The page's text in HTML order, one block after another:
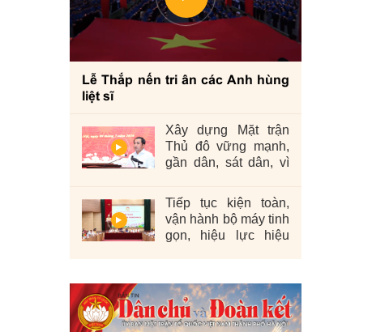
Lễ Thắp nến tri ân các Anh hùng
liệt sĩ
Xây dựng Mặt trận
Thủ đô vững mạnh,
gần dân, sát dân, vì
Tiếp tục kiện toàn,
vận hành bộ máy tinh
gọn, hiệu lực hiệu